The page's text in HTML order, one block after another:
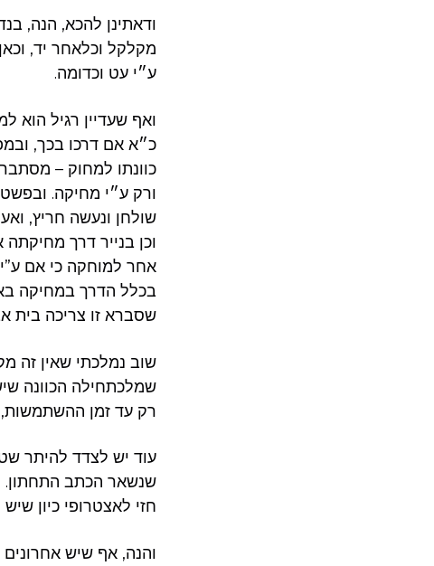
ודאתינן להכא, הנה,
מקלקל וכלאחר יד,
ע״י עט וכדומה.
ואף שעדיין רגיל הוא
כ״א אם דרכו בכך,
כוונתו למחוק –
ורק ע״י מחיקה.
שולחן ונעשה חריץ,
וכן בנייר דרך
אחר למוחקה כי אם
בכלל הדרך במחיקה
שסברא זו צריכה בית
שוב נמלכתי שאין זה
שמלכתחילה הכוונה
רק עד זמן ההשתמשות,
עוד יש לצדד להיתר
שנשאר הכתב התחתון.
חזי לאצטרופי כיון
והנה, אף שיש